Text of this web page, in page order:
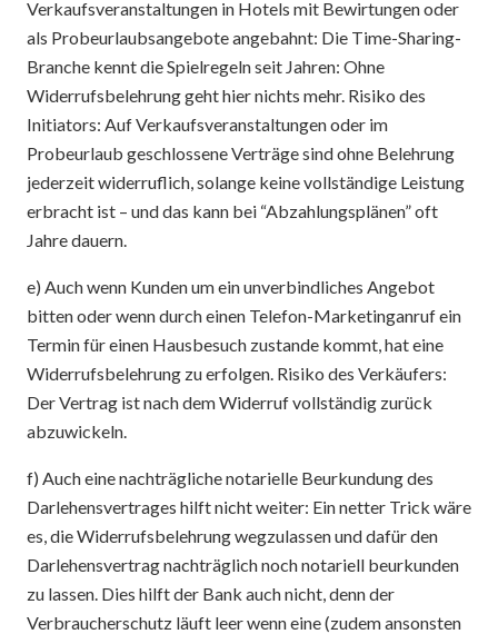
Verkaufsveranstaltungen in Hotels mit Bewirtungen oder
als Probeurlaubsangebote angebahnt: Die Time-Sharing-
Branche kennt die Spielregeln seit Jahren: Ohne
Widerrufsbelehrung geht hier nichts mehr. Risiko des
Initiators: Auf Verkaufsveranstaltungen oder im
Probeurlaub geschlossene Verträge sind ohne Belehrung
jederzeit widerruflich, solange keine vollständige Leistung
erbracht ist – und das kann bei “Abzahlungsplänen” oft
Jahre dauern.
e) Auch wenn Kunden um ein unverbindliches Angebot
bitten oder wenn durch einen Telefon-Marketinganruf ein
Termin für einen Hausbesuch zustande kommt, hat eine
Widerrufsbelehrung zu erfolgen. Risiko des Verkäufers:
Der Vertrag ist nach dem Widerruf vollständig zurück
abzuwickeln.
f) Auch eine nachträgliche notarielle Beurkundung des
Darlehensvertrages hilft nicht weiter: Ein netter Trick wäre
es, die Widerrufsbelehrung wegzulassen und dafür den
Darlehensvertrag nachträglich noch notariell beurkunden
zu lassen. Dies hilft der Bank auch nicht, denn der
Verbraucherschutz läuft leer wenn eine (zudem ansonsten